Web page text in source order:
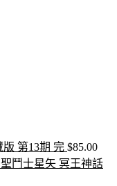
第13期 完 $85.00
聖鬥士星矢 冥王神話